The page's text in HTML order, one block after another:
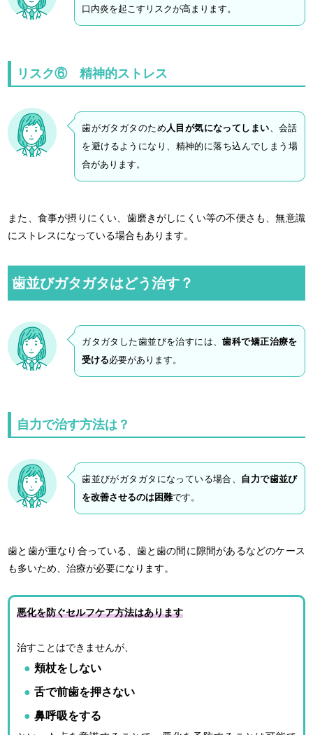
口内炎を起こすリスクが高まります。
リスク⑥ 精神的ストレス
歯がガタガタのため 人目が気になってしまい 、会話
を避けるようになり、精神的に落ち込んでしまう場
合があります。
また、食事が摂りにくい、歯磨きがしにくい等の不便さも、無意識
にストレスになっている場合もあります。
歯並びガタガタはどう治す？
ガタガタした歯並びを治すには、歯科で矯正治療を
受ける必要があります。
自力で治す方法は？
歯並びがガタガタになっている場合、 自力で歯並び
を改善させるのは困難です。
歯と歯が重なり合っている、歯と歯の間に隙間があるなどのケース
も多いため、治療が必要になります。
悪化を防ぐセルフケア方法はあります
治すことはできませんが、
頬杖をしない
舌で前歯を押さない
鼻呼吸をする